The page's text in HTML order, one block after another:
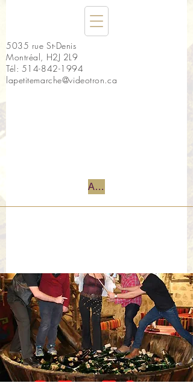
5035 rue St-Denis
Montréal, H2J 2L9
Tél: 514-842-1994
lapetitemarche@videotron.ca
Accueil